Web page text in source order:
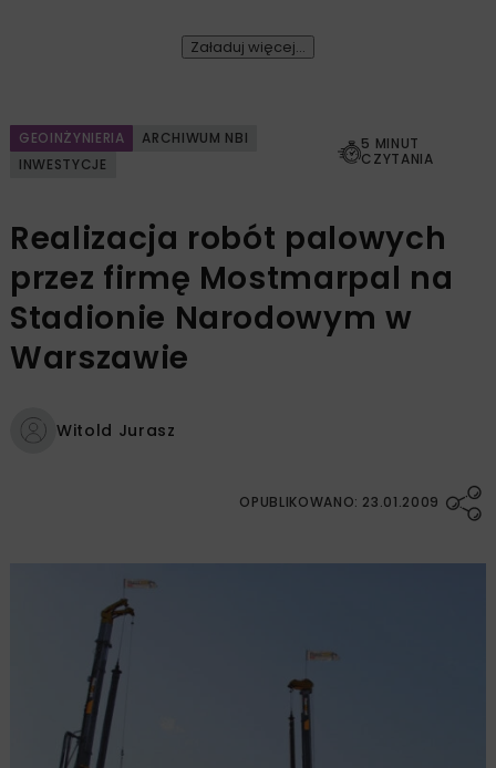
Załaduj więcej...
GEOINŻYNIERIA
ARCHIWUM NBI
INWESTYCJE
5 MINUT
CZYTANIA
Realizacja robót palowych
przez firmę Mostmarpal na
Stadionie Narodowym w
Warszawie
Witold Jurasz
OPUBLIKOWANO: 23.01.2009